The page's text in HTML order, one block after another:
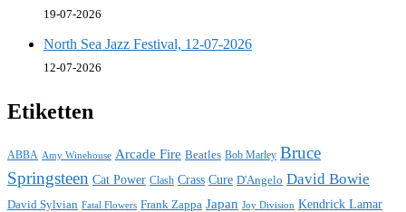
19-07-2026
North Sea Jazz Festival, 12-07-2026
12-07-2026
Etiketten
ABBA Amy Winehouse Arcade Fire Beatles Bob Marley Bruce
Springsteen Cat Power Clash Crass Cure D'Angelo David Bowie
David Sylvian Fatal Flowers Frank Zappa Japan Joy Division Kendrick Lamar